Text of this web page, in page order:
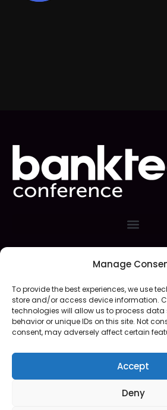
Manage
To provide the best experiences, we use
store and/or access device information.
technologies will allow us to process
behavior or unique IDs on this site. Not
consent, may adversely affect certain
Accept
Deny
Web Site Design/Support